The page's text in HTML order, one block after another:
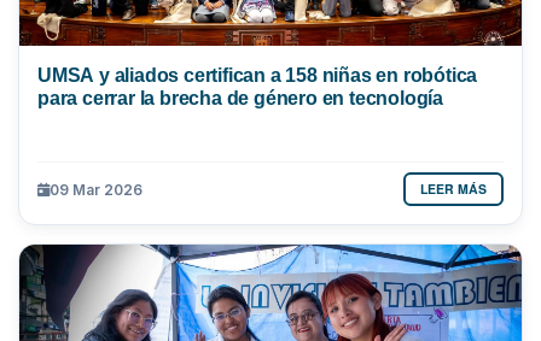
UMSA y aliados certifican a 158 niñas en robótica
para cerrar la brecha de género en tecnología
09 Mar 2026 LEER MÁS